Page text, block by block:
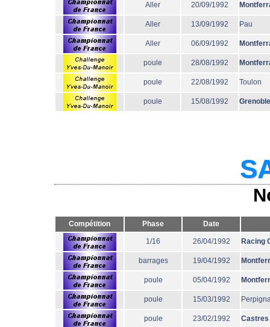
Aller 20/09/1992
Aller 13/09/1992 Pau
Aller 06/09/1992
poule 28/08/1992
poule 22/08/1992 Toulon
poule 15/08/1992 Grenoble
Compétition Phase Date
1/16 26/04/1992 Racing
barrages 19/04/1992
poule 05/04/1992
poule 15/03/1992
poule 23/02/1992 Castres